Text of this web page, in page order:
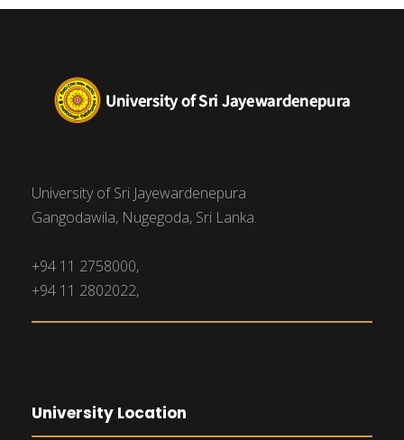
University of Sri Jayewardenepura
Gangodawila, Nugegoda, Sri Lanka.
+94 11 2758000,
+94 11 2802022,
University Location